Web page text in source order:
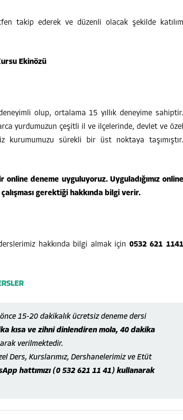
takip ederek ve düzenli olacak şekilde katılım
olup, ortalama 15 yıllık deneyime sahiptir.
yurdumuzun çeşitli il ve ilçelerinde, devlet ve özel
kurumumuzu sürekli bir üst noktaya taşımıştır.
deneme uyguluyoruz. Uyguladığımız online
gerektiği hakkında bilgi verir.
hakkında bilgi almak için 0532 621 1141
15-20 dakikalık ücretsiz deneme dersi
kısa ve zihni dinlendiren mola, 40 dakika
verilmektedir.
Ders, Kurslarımız, Dershanelerimiz ve Etüt
hattımızı (0 532 621 11 41) kullanarak